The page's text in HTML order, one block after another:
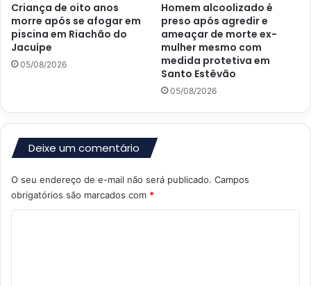
Criança de oito anos
morre após se afogar em
piscina em Riachão do
Jacuípe
05/08/2026
Homem alcoolizado é
preso após agredir e
ameaçar de morte ex-
mulher mesmo com
medida protetiva em
Santo Estêvão
05/08/2026
Deixe um comentário
O seu endereço de e-mail não será publicado. Campos
obrigatórios são marcados com *